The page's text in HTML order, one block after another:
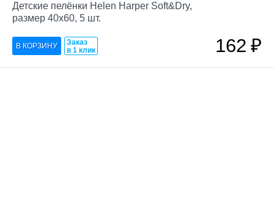
Детские пелёнки Helen Harper Soft&Dry,
размер 40х60, 5 шт.
Заказ
в 1 клик
162₽